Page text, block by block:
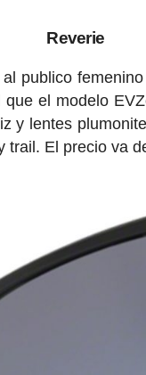
Reverie
publico
el modelo
y lentes
El precio va